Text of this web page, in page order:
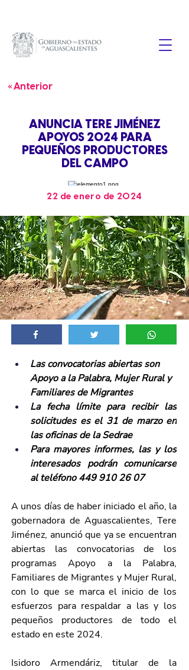
« Anterior
ANUNCIA TERE JIMÉNEZ
APOYOS 2024 PARA
PEQUEÑOS PRODUCTORES
DEL CAMPO
22 de enero de 2024
Las convocatorias abiertas son
Apoyo a la Palabra, Mujer Rural y
Familiares de Migrantes
La fecha límite para recibir las
solicitudes es el 31 de marzo en
las oficinas de la Sedrae
Para mayores informes, las y los
interesados podrán comunicarse
al teléfono 449 910 26 07
A unos días de haber iniciado el año, la
gobernadora de Aguascalientes, Tere
Jiménez, anunció que ya se encuentran
abiertas las convocatorias de los
programas Apoyo a la Palabra,
Familiares de Migrantes y Mujer Rural,
con lo que se marca el inicio de los
esfuerzos para respaldar a las y los
pequeños productores de todo el
estado en este 2024.
Isidoro Armendáriz, titular de la